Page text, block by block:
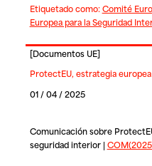
Etiquetado como:Comité
Europea para la Seguridad
[Documentos UE]
ProtectEU, estrategia
01 / 04 / 2025
Comunicación sobre
seguridad interior |